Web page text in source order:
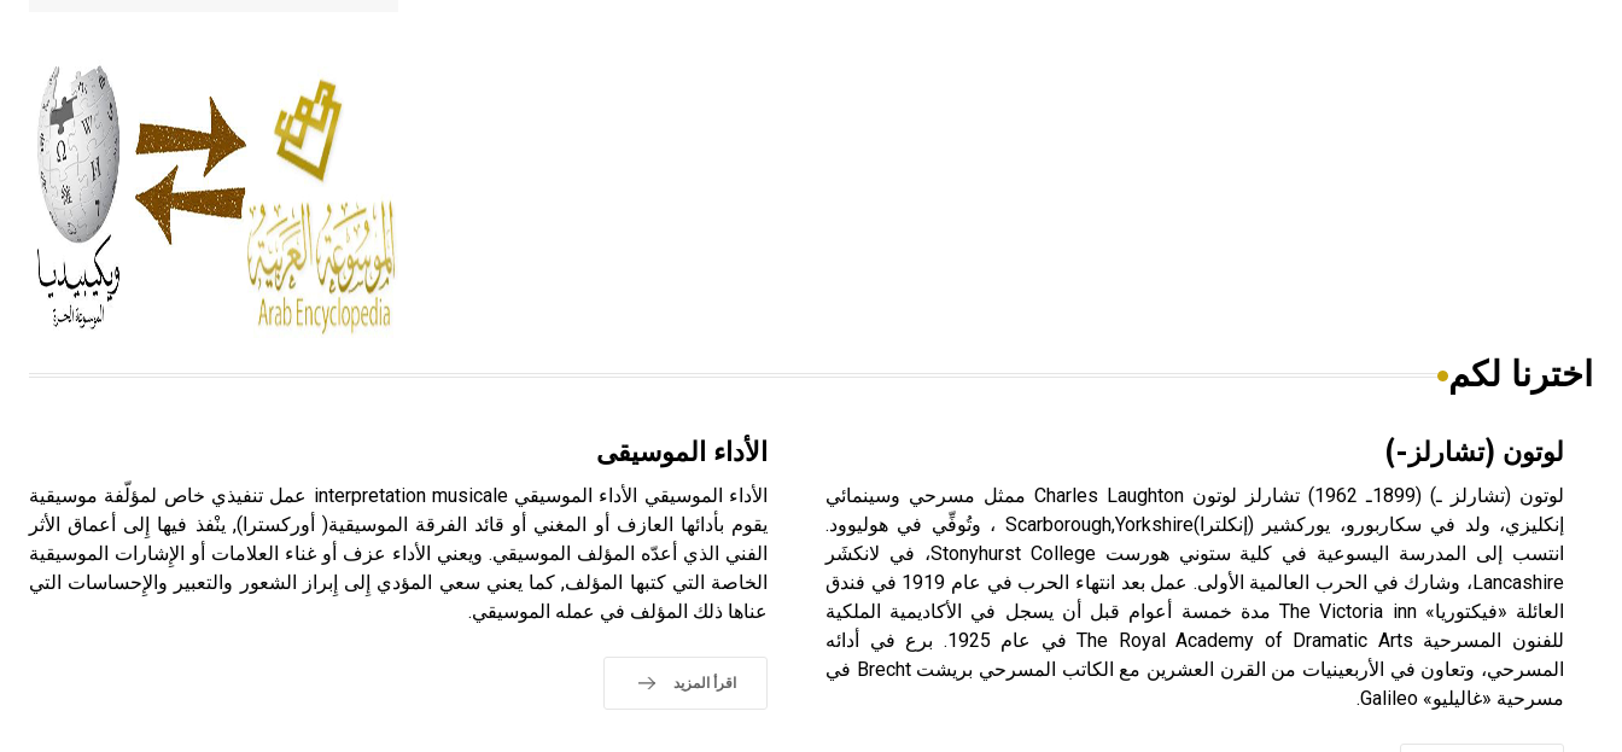
أربعة مؤلفات هي: الحكم، الأدلة، تنظيم
التغذية، ورسالته في جروح الرأس.
ويعود له الفضل بأنه حرر الطب من
الدين والفلسفة.
- هل تعلم أن المرجان إفراز حيواني
يتكون في البحر ويتركب من مادة
كربونات الكلسيوم، وهو أحمر أو شديد
الحمرة وهو أجود أنواعه، ويمتاز بكبر
الحجم ويسمى الش
الإنكليزية أب
- هل تعلم أن أبجر Abgar اسم معروف
اخترنا لكم
لوتون (تشارلز-)
لوتون (تشارلز ـ) (1899ـ 1962) تشارلز لوتون Charles Laughton ممثل مسرحي وسينمائي
إنكليزي، ولد في سكاربورو، يوركشير (إنكلترا)Scarborough,Yorkshire ، وتُوفِّي في هوليوود.
انتسب إلى المدرسة اليسوعية في كلية ستوني هورست Stonyhurst College، في لانكشَر
Lancashire، وشارك في الحرب العالمية الأولى. عمل بعد انتهاء الحرب في عام 1919 في فندق
العائلة «فيكتوريا» The Victoria inn مدة خمسة أعوام قبل أن يسجل في الأكاديمية الملكية
للفنون المسرحية The Royal Academy of Dramatic Arts في عام 1925. برع في أدائه
المسرحي، وتعاون في الأربعينيات من القرن العشرين مع الكاتب المسرحي بريشت Brecht في
مسرحية «غاليليو» Galileo.
الأداء الموسيقى
الأداء الموسيقي الأداء الموسيقي interpretation musicale عمل تنفيذي خاص لمؤلّفة موسيقية
يقوم بأدائها العازف أو المغني أو قائد الفرقة الموسيقية( أوركسترا), ينْفذ فيها إِلى أعماق الأثر
الفني الذي أعدّه المؤلف الموسيقي. ويعني الأداء عزف أو غناء العلامات أو الإِشارات الموسيقية
الخاصة التي كتبها المؤلف, كما يعني سعي المؤدي إِلى إِبراز الشعور والتعبير والإِحساسات التي
عناها ذلك المؤلف في عمله الموسيقي.
اقرأ المزيد